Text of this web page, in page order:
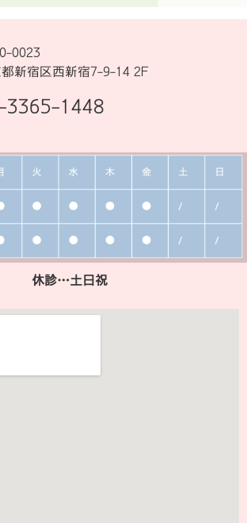
0023
西新宿7-9-14 2F
3365-1448
休診…土日祝